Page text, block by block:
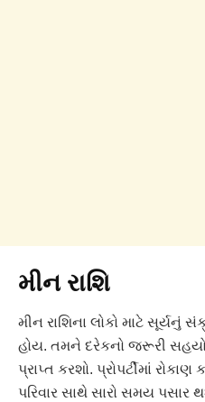
મીન રાશિ
મીન રાશિના લોકો માટે સૂર્યનું
હોય. તમને દરેકનો જરૂરી
પ્રાપ્ત કરશો. પ્રોપર્ટીમાં
પરિવાર સાથે સારો સમય પસાર